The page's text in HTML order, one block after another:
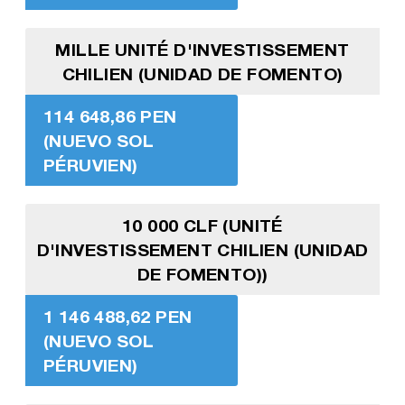
MILLE UNITÉ D'INVESTISSEMENT
CHILIEN (UNIDAD DE FOMENTO)
114 648,86 PEN
(NUEVO SOL
PÉRUVIEN)
10 000 CLF (UNITÉ
D'INVESTISSEMENT CHILIEN (UNIDAD
DE FOMENTO))
1 146 488,62 PEN
(NUEVO SOL
PÉRUVIEN)